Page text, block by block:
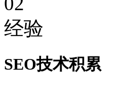
经验
SEO技术积累